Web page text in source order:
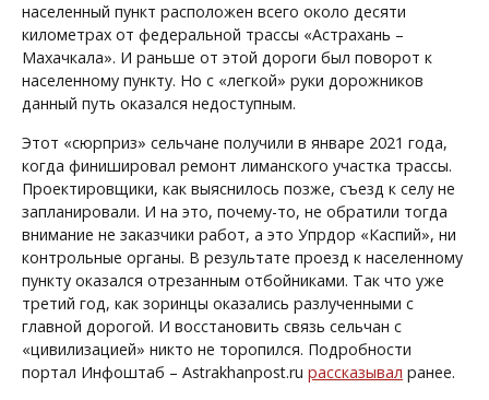
населенный пункт расположен всего около десяти
километрах от федеральной трассы «Астрахань –
Махачкала». И раньше от этой дороги был поворот к
населенному пункту. Но с «легкой» руки дорожников
данный путь оказался недоступным.
Этот «сюрприз» сельчане получили в январе 2021 года,
когда финишировал ремонт лиманского участка трассы.
Проектировщики, как выяснилось позже, съезд к селу не
запланировали. И на это, почему-то, не обратили тогда
внимание не заказчики работ, а это Упрдор «Каспий», ни
контрольные органы. В результате проезд к населенному
пункту оказался отрезанным отбойниками. Так что уже
третий год, как зоринцы оказались разлученными с
главной дорогой. И восстановить связь сельчан с
«цивилизацией» никто не торопился. Подробности
портал Инфоштаб – Astrakhanpost.ru рассказывал ранее.